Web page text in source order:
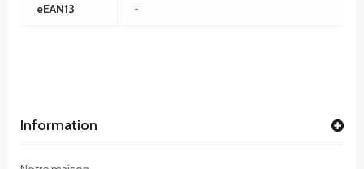
eEAN13 -
Information